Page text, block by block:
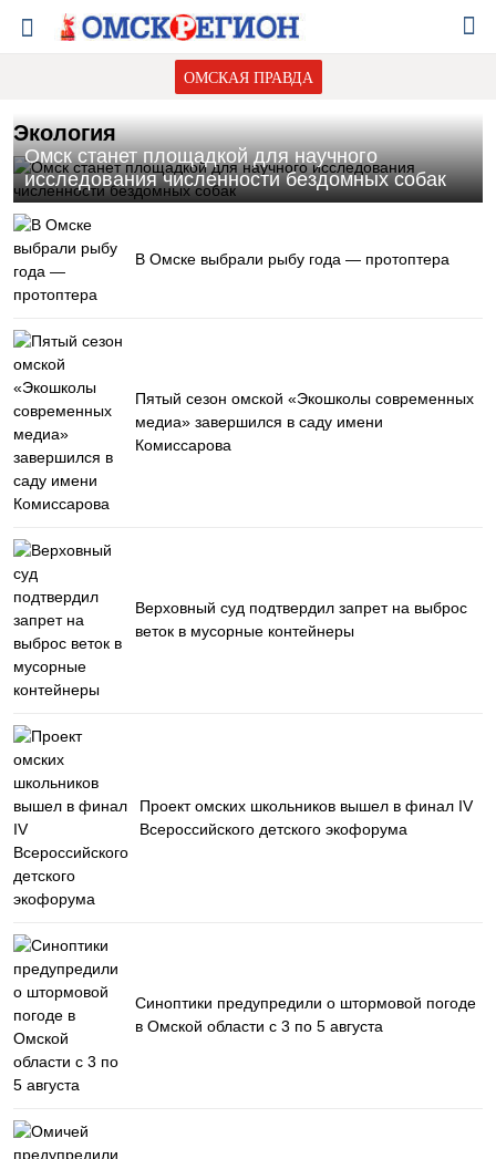
ОМСКАЯ ПРАВДА
Экология
Омск станет площадкой для научного
исследования численности бездомных собак
В Омске выбрали рыбу года — протоптера
Пятый сезон омской «Экошколы современных
медиа» завершился в саду имени
Комиссарова
Верховный суд подтвердил запрет на выброс
веток в мусорные контейнеры
Проект омских школьников вышел в финал IV
Всероссийского детского экофорума
Синоптики предупредили о штормовой погоде
в Омской области с 3 по 5 августа